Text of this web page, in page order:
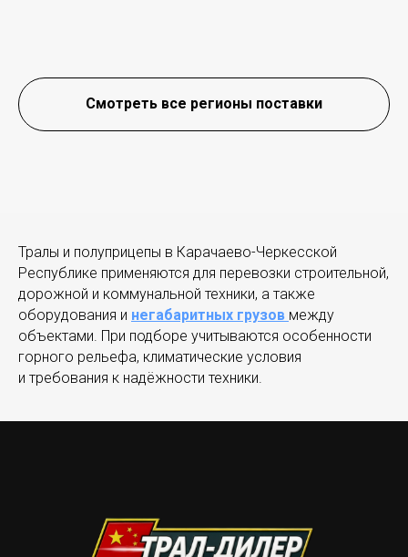
Смотреть все регионы поставки
Тралы и полуприцепы в Карачаево-Черкесской
Республике применяются для перевозки строительной,
дорожной и коммунальной техники, а также
оборудования и негабаритных грузов между
объектами. При подборе учитываются особенности
горного рельефа, климатические условия
и требования к надёжности техники.